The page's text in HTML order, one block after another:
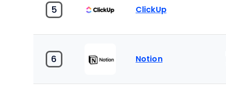
5 ClickUp
6 Notion